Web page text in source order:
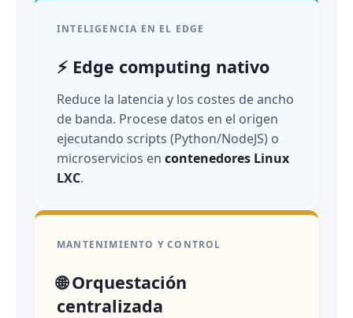
INTELIGENCIA EN EL EDGE
⚡ Edge computing nativo
Reduce la latencia y los costes de ancho
de banda. Procese datos en el origen
ejecutando scripts (Python/NodeJS) o
microservicios en contenedores Linux
LXC.
MANTENIMIENTO Y CONTROL
🌐 Orquestación
centralizada